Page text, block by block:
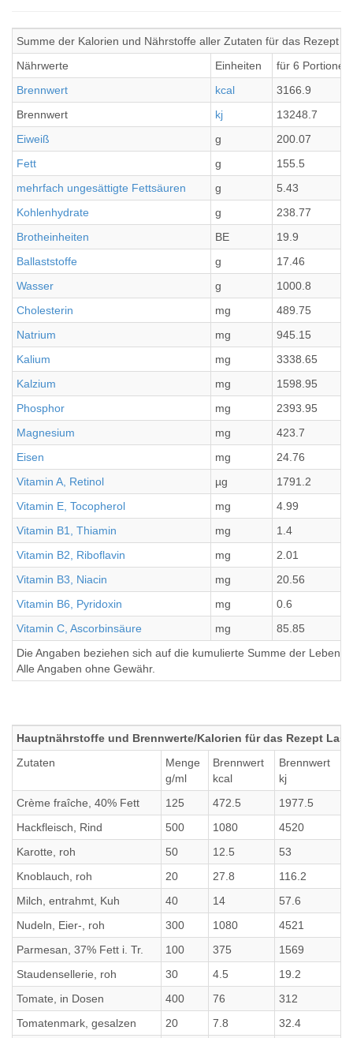
Summe der Kalorien und Nährstoffe aller Zutaten für das Rezept
Nährwerte
Einheiten
für 6 Portionen
Brennwert
kcal
3166.9
Brennwert
kj
13248.7
Eiweiß
g
200.07
Fett
g
155.5
mehrfach ungesättigte Fettsäuren
g
5.43
Kohlenhydrate
g
238.77
Brotheinheiten
BE
19.9
Ballaststoffe
g
17.46
Wasser
g
1000.8
Cholesterin
mg
489.75
Natrium
mg
945.15
Kalium
mg
3338.65
Kalzium
mg
1598.95
Phosphor
mg
2393.95
Magnesium
mg
423.7
Eisen
mg
24.76
Vitamin A, Retinol
µg
1791.2
Vitamin E, Tocopherol
mg
4.99
Vitamin B1, Thiamin
mg
1.4
Vitamin B2, Riboflavin
mg
2.01
Vitamin B3, Niacin
mg
20.56
Vitamin B6, Pyridoxin
mg
0.6
Vitamin C, Ascorbinsäure
mg
85.85
Die Angaben beziehen sich auf die kumulierte Summe der
Alle Angaben ohne Gewähr.
Hauptnährstoffe und Brennwerte/Kalorien für das Rezept
Zutaten
Menge
g/ml
Brennwert
kcal
Brennwert
kj
Crème fraîche, 40% Fett
125 472.5 1977.5
Hackfleisch, Rind
500 1080 4520
Karotte, roh
50 12.5 53
Knoblauch, roh
20 27.8 116.2
Milch, entrahmt, Kuh
40 14 57.6
Nudeln, Eier-, roh
300 1080 4521
Parmesan, 37% Fett i. Tr.
100 375 1569
Staudensellerie, roh
30 4.5 19.2
Tomate, in Dosen
400 76 312
Tomatenmark, gesalzen
20 7.8 32.4